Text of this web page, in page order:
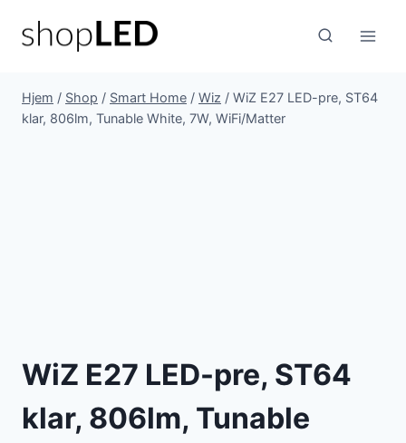
Hjem / Shop / Smart Home / Wiz / WiZ E27 LED-pre, ST64
klar, 806lm, Tunable White, 7W, WiFi/Matter
WiZ E27 LED-pre, ST64
klar, 806lm, Tunable